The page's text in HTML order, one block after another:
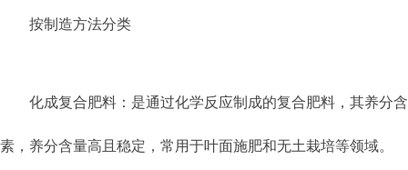
按制造方法分类
化成复合肥料：是通过化学反应制成的复合肥料，其养分
素，养分含量高且稳定，常用于叶面施肥和无土栽培等领域。